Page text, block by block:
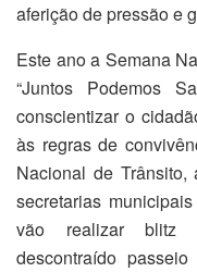
aferição de pressão e
Este ano a Semana
“Juntos Podemos
conscientizar o
às regras de
Nacional de
secretarias
vão realizar blitz
descontraído